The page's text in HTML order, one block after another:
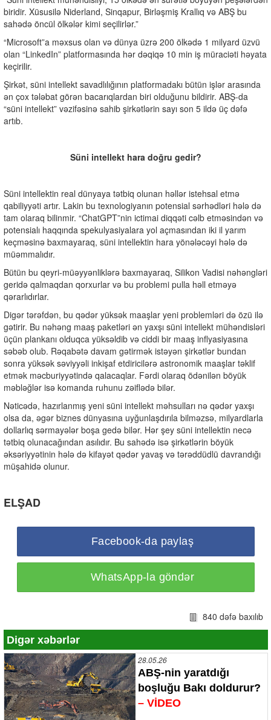
biridir. Xüsusilə Niderland, Sinqapur, Birləşmiş Krallıq və ABŞ bu
sahədə öncül ölkələr kimi seçilirlər.”
“Microsoft”a məxsus olan və dünya üzrə 200 ölkədə 1 milyard üzvü
olan “LinkedIn” platformasında hər dəqiqə 10 min iş müraciəti həyata
keçirilir.
Şirkət, süni intellekt savadlılığının platformadakı bütün işlər arasında
ən çox tələbat görən bacarıqlardan biri olduğunu bildirir. ABŞ-da
“süni intellekt” vəzifəsinə sahib şirkətlərin sayı son 5 ildə üç dəfə
artıb.
Süni intellekt hara doğru gedir?
Süni intellektin real dünyaya tətbiq olunan həllər istehsal etmə
qabiliyyəti artır. Lakin bu texnologiyanın potensial sərhədləri hələ də
tam olaraq bilinmir. “ChatGPT”nin ictimai diqqəti cəlb etməsindən və
potensialı haqqında spekulyasiyalara yol açmasından iki il yarım
keçməsinə baxmayaraq, süni intellektin hara yönələcəyi hələ də
müəmmalıdır.
Bütün bu qeyri-müəyyənliklərə baxmayaraq, Silikon Vadisi nəhəngləri
geridə qalmaqdan qorxurlar və bu problemi pulla həll etməyə
qərarlıdırlar.
Digər tərəfdən, bu qədər yüksək maaşlar yeni problemləri də özü ilə
gətirir. Bu nəhəng maaş paketləri ən yaxşı süni intellekt mühəndisləri
üçün plankanı olduqca yüksəldib və ciddi bir maaş inflyasiyasına
səbəb olub. Rəqabətə davam gətirmək istəyən şirkətlər bundan
sonra yüksək səviyyəli inkişaf etdiricilərə astronomik maaşlar təklif
etmək məcburiyyətində qalacaqlar. Fərdi olaraq ödənilən böyük
məbləğlər isə komanda ruhunu zəiflədə bilər.
Nəticədə, hazırlanmış yeni süni intellekt məhsulları nə qədər yaxşı
olsa da, əgər biznes dünyasına uyğunlaşdırıla bilməzsə, milyardlarla
dollarlıq sərmayələr boşa gedə bilər. Hər şey süni intellektin necə
tətbiq olunacağından asılıdır. Bu sahədə isə şirkətlərin böyük
əksəriyyətinin hələ də kifayət qədər yavaş və tərəddüdlü davrandığı
müşahidə olunur.
ELŞAD
Facebook-da paylaş
WhatsApp-la göndər
840 dəfə baxılıb
Digər xəbərlər
28.05.26
ABŞ-nin yaratdığı
boşluğu Bakı doldurur?
– VİDEO